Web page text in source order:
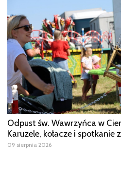
Odpust św. Wawrzyńca w
Karuzele, kołacze i
09 sierpnia 2026